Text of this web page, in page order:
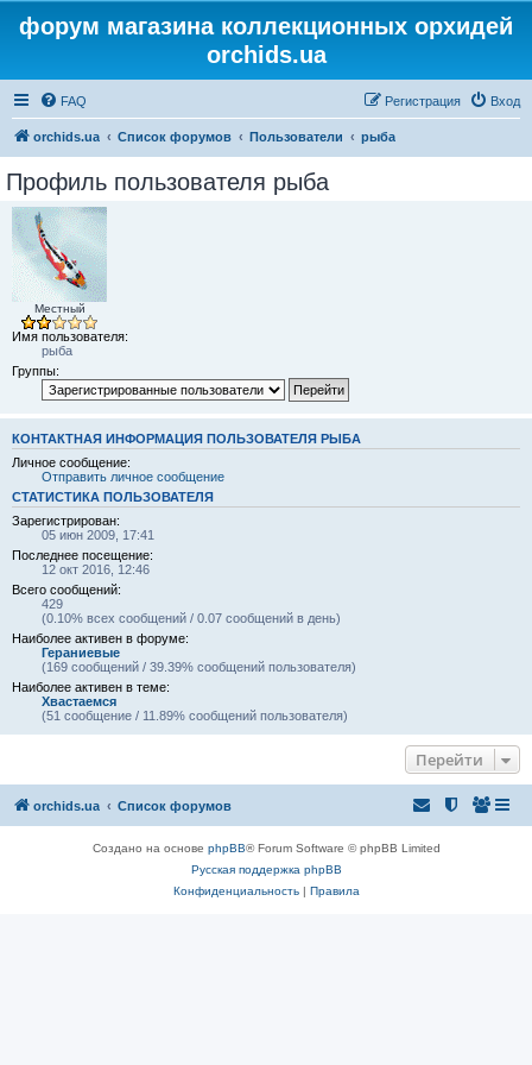
форум магазина коллекционных орхидей
orchids.ua
FAQ Вход
Регистрация
orchids.ua Список форумов Пользователи рыба
Профиль пользователя рыба
Местный
Имя пользователя:
рыба
Группы:
КОНТАКТНАЯ ИНФОРМАЦИЯ ПОЛЬЗОВАТЕЛЯ РЫБА
Личное сообщение:
Отправить личное сообщение
СТАТИСТИКА ПОЛЬЗОВАТЕЛЯ
Зарегистрирован:
05 июн 2009, 17:41
Последнее посещение:
12 окт 2016, 12:46
Всего сообщений:
429
(0.10% всех сообщений / 0.07 сообщений в день)
Наиболее активен в форуме:
Гераниевые
(169 сообщений / 39.39% сообщений пользователя)
Наиболее активен в теме:
Хвастаемся
(51 сообщение / 11.89% сообщений пользователя)
Перейти
orchids.ua Список форумов
Создано на основе phpBB® Forum Software © phpBB Limited
Русская поддержка phpBB
Конфиденциальность| Правила